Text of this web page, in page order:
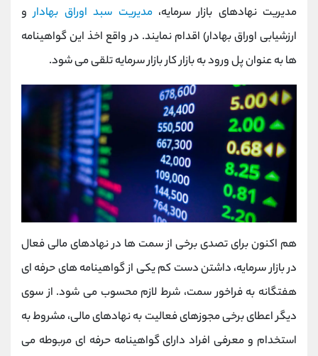
مدیریت نهادهای بازار سرمایه،مدیریت سبد اوراق بهادارو
ارزشیابی اوراق بهادار) اقدام نمایند. در واقع اخذ این گواهینامه
ها به عنوان پل ورود به بازار کار بازار سرمایه تلقی می شود.
هم اکنون برای تصدی برخی از سمت ها در نهادهای مالی فعال
در بازار سرمایه، داشتن دست کم یکی از گواهینامه های حرفه ای
هفتگانه به فراخور سمت، شرط لازم محسوب می شود. از سوی
دیگر اعطای برخی مجوزهای فعالیت به نهادهای مالی، مشروط به
استخدام و معرفی افراد دارای گواهینامه حرفه ای مربوطه می